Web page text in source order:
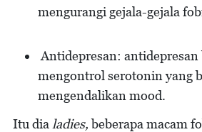
mengurangi gejala-gejala
Antidepresan:
mengontrol serotonin yang
mengendalikan mood.
Itu dia ladies,beberapa macam